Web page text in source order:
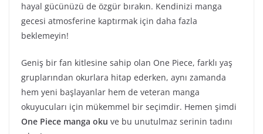
hayal gücünüzü de özgür bırakın. Kendinizi manga
gecesi atmosferine kaptırmak için daha fazla
beklemeyin!
Geniş bir fan kitlesine sahip olan One Piece, farklı yaş
gruplarından okurlara hitap ederken, aynı zamanda
hem yeni başlayanlar hem de veteran manga
okuyucuları için mükemmel bir seçimdir. Hemen şimdi
One Piece manga oku ve bu unutulmaz serinin tadını